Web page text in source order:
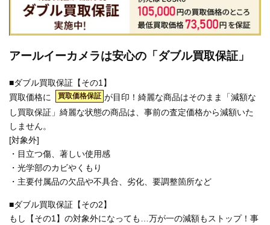
アールイーカメラは安心の「ダブル買取保証」
■ダブル買取保証【その1】
買取価格に
買取価格保証 が目印！綺麗な商品はそのまま「減額な
し買取保証」綺麗な状態の商品は、事前の査定価格から減額いた
しません。
[対象外]
・目立つ傷、著しい使用感
・光学部のカビやくもり
・主要付属品の欠品や不具合、劣化、要調整箇所など
■ダブル買取保証【その2】
もし【その1】の対象外になっても…万が一の減額もストップ！事